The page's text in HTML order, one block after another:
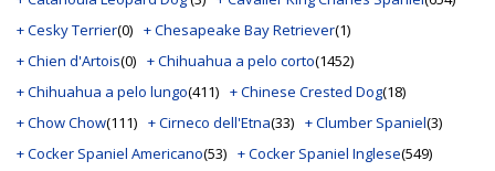
+ Cesky Terrier(0) + Chesapeake Bay Retriever(1)
+ Chien d'Artois(0) + Chihuahua a pelo corto(1452)
+ Chihuahua a pelo lungo(411) + Chinese Crested Dog(18)
+ Chow Chow(111) + Cirneco dell'Etna(33) + Clumber Spaniel(3)
+ Cocker Spaniel Americano(53) + Cocker Spaniel Inglese(549)